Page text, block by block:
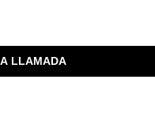
LLAMADA